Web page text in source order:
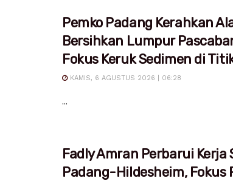
Pemko Padang Kerahkan
Bersihkan Lumpur
Fokus Keruk Sedimen di
KAMIS, 6 AGUSTUS 2026 | 06:28
...
Fadly Amran Perbarui Kerja
Padang-Hildesheim, Fokus